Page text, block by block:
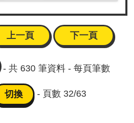
上一頁 下一頁
- 共 630 筆資料 - 每頁筆數
- 頁數 32/63